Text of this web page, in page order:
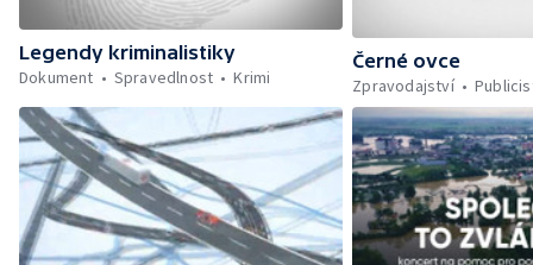
Legendy kriminalistiky
Dokument
Spravedlnost Krimi
Černé ovce
Zpravodajství